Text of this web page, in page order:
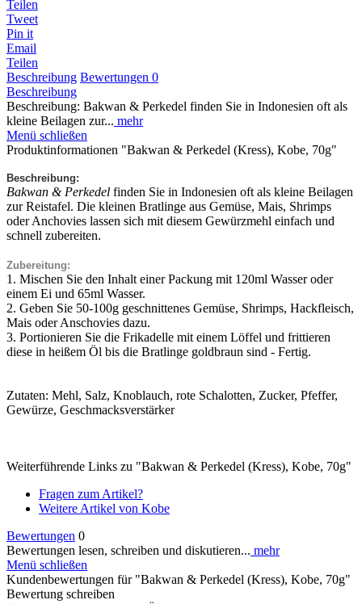
Teilen
Tweet
Pin it
Email
Teilen
Beschreibung Bewertungen 0
Beschreibung
Beschreibung: Bakwan & Perkedel finden Sie in Indonesien oft als
kleine Beilagen zur... mehr
Menü schließen
Produktinformationen "Bakwan & Perkedel (Kress), Kobe, 70g"
Beschreibung:
Bakwan & Perkedel finden Sie in Indonesien oft als kleine Beilagen
zur Reistafel. Die kleinen Bratlinge aus Gemüse, Mais, Shrimps
oder Anchovies lassen sich mit diesem Gewürzmehl einfach und
schnell zubereiten.
Zubereitung:
1. Mischen Sie den Inhalt einer Packung mit 120ml Wasser oder
einem Ei und 65ml Wasser.
2. Geben Sie 50-100g geschnittenes Gemüse, Shrimps, Hackfleisch,
Mais oder Anschovies dazu.
3. Portionieren Sie die Frikadelle mit einem Löffel und frittieren
diese in heißem Öl bis die Bratlinge goldbraun sind - Fertig.
Zutaten: Mehl, Salz, Knoblauch, rote Schalotten, Zucker, Pfeffer,
Gewürze, Geschmacksverstärker
Weiterführende Links zu "Bakwan & Perkedel (Kress), Kobe, 70g"
Fragen zum Artikel?
Weitere Artikel von Kobe
Bewertungen 0
Bewertungen lesen, schreiben und diskutieren... mehr
Menü schließen
Kundenbewertungen für "Bakwan & Perkedel (Kress), Kobe, 70g"
Bewertung schreiben